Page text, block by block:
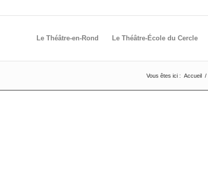
Le Théâtre-en-Rond Le Théâtre-École du Cercle
Vous êtes ici : Accueil /